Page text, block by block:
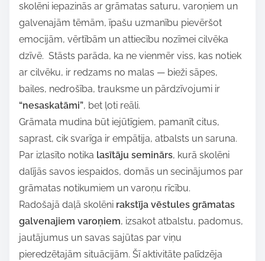
skolēni iepazinās ar grāmatas saturu, varoņiem un
galvenajām tēmām, īpašu uzmanību pievēršot
emocijām, vērtībām un attiecību nozīmei cilvēka
dzīvē. Stāsts parāda, ka ne vienmēr viss, kas notiek
ar cilvēku, ir redzams no malas — bieži sāpes,
bailes, nedrošība, trauksme un pārdzīvojumi ir
“nesaskatāmi”, bet ļoti reāli.
Grāmata mudina būt iejūtīgiem, pamanīt citus,
saprast, cik svarīga ir empātija, atbalsts un saruna.
Par izlasīto notika lasītāju seminārs, kurā skolēni
dalījās savos iespaidos, domās un secinājumos par
grāmatas notikumiem un varoņu rīcību.
Radošajā daļā skolēni rakstīja vēstules grāmatas
galvenajiem varoņiem, izsakot atbalstu, padomus,
jautājumus un savas sajūtas par viņu
pieredzētajām situācijām. Šī aktivitāte palīdzēja